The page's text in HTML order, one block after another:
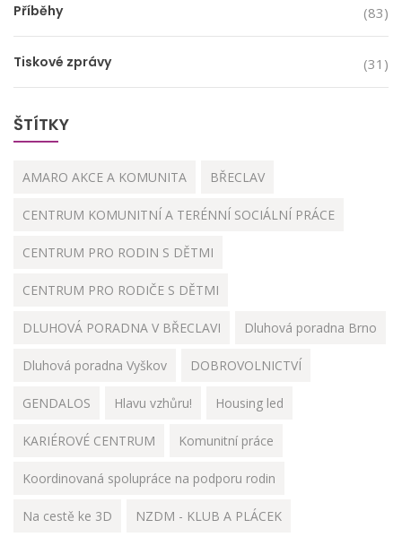
Příběhy (83)
Tiskové zprávy (31)
ŠTÍTKY
AMARO AKCE A KOMUNITA BŘECLAV
CENTRUM KOMUNITNÍ A TERÉNNÍ SOCIÁLNÍ PRÁCE
CENTRUM PRO RODIN S DĚTMI
CENTRUM PRO RODIČE S DĚTMI
DLUHOVÁ PORADNA V BŘECLAVI Dluhová poradna Brno
Dluhová poradna Vyškov DOBROVOLNICTVÍ
GENDALOS Hlavu vzhůru! Housing led
KARIÉROVÉ CENTRUM Komunitní práce
Koordinovaná spolupráce na podporu rodin
Na cestě ke 3D NZDM - KLUB A PLÁCEK